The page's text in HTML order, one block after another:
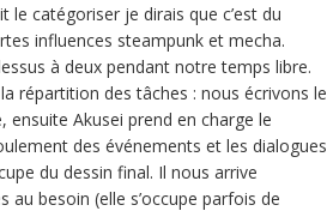
le catégoriser je dirais que c’est du
influences steampunk et mecha.
à deux pendant notre temps libre.
répartition des tâches : nous écrivons le
ensuite Akusei prend en charge le
des événements et les dialogues
du dessin final. Il nous arrive
au besoin (elle s’occupe parfois de